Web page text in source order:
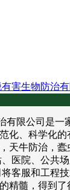
害生物防治有
限公司是一
化、科学化
天牛防治，
医院、公共
客服和工程
精髓，得到